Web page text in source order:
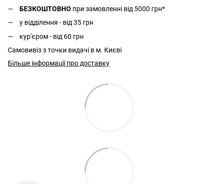
БЕЗКОШТОВНО при замовленні від 5000 грн*
у відділення - від 35 грн
кур'єром - від 60 грн
Самовивіз з точки видачі в м. Києві
Більше інформації про доставку